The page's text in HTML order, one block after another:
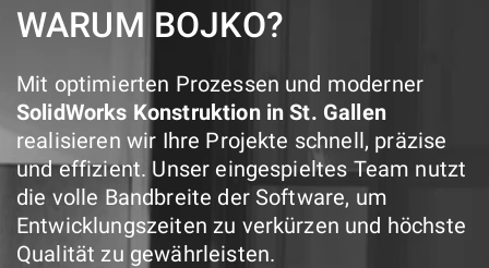
WARUM BOJKO?
Mit optimierten Prozessen und moderner
SolidWorks Konstruktion in St. Gallen
realisieren wir Ihre Projekte schnell, präzise
und effizient. Unser eingespieltes Team nutzt
die volle Bandbreite der Software, um
Entwicklungszeiten zu verkürzen und höchste
Qualität zu gewährleisten.